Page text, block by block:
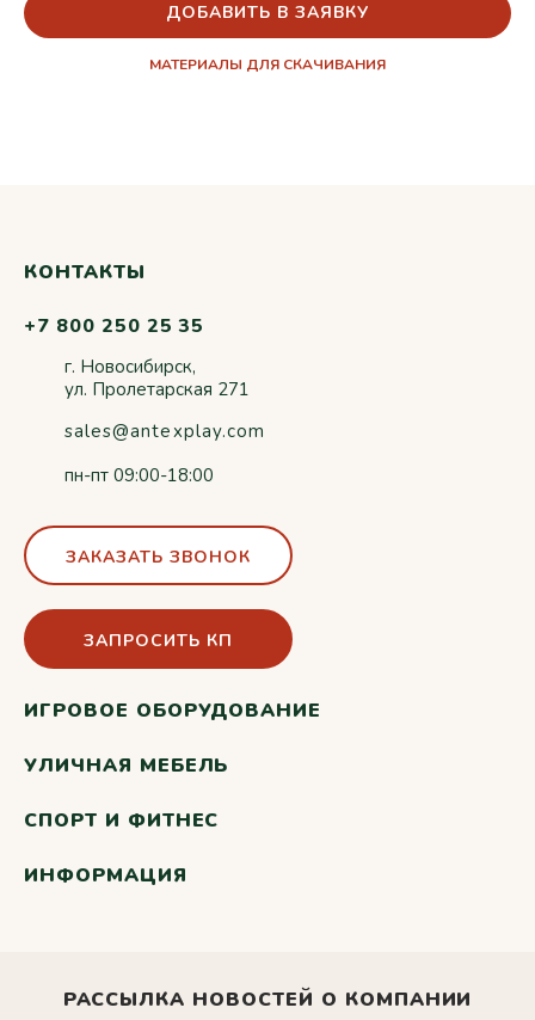
ДОБАВИТЬ В ЗАЯВКУ
МАТЕРИАЛЫ ДЛЯ СКАЧИВАНИЯ
КОНТАКТЫ
+7 800 250 25 35
г. Новосибирск,
ул. Пролетарская 271
sales@antexplay.com
пн-пт 09:00-18:00
ЗАКАЗАТЬ ЗВОНОК
ЗАПРОСИТЬ КП
ИГРОВОЕ ОБОРУДОВАНИЕ
УЛИЧНАЯ МЕБЕЛЬ
СПОРТ И ФИТНЕС
ИНФОРМАЦИЯ
РАССЫЛКА НОВОСТЕЙ О КОМПАНИИ